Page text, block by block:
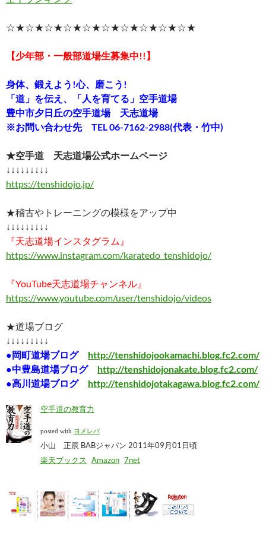
☆★☆★☆★☆★☆★☆★☆★☆★☆★☆★
【少年部・一般部道場生募集中!!】
身体、鍛えよう!心、磨こう!
「道」を伝え、「人を育てる」空手道場
豊中市夕日丘の空手道場 天志道場
※お問い合わせ先 TEL 06-7162-2988(代表・竹中)
★空手道 天志道場公式ホームページ
↓↓↓↓↓↓↓↓↓
https://tenshidojo.jp/
★稽古やトレーニングの模様をアップ中
↓↓↓↓↓↓↓↓↓
『天志道場インスタグラム』
https://www.instagram.com/karatedo_tenshidojo/
『YouTube天志道場チャンネル』
https://www.youtube.com/user/tenshidojo/videos
★道場ブログ
↓↓↓↓↓↓↓↓↓
●岡町道場ブログ
http://tenshidojookamachi.blog.fc2.com/
●中豊島道場ブログ
http://tenshidojonakate.blog.fc2.com/
●高川道場ブログ
http://tenshidojotakagawa.blog.fc2.com/
空手道の教育力
posted with ヨメレバ
小山 正辰 BABジャパン 2011年09月01日頃
楽天ブックス
Amazon 7net